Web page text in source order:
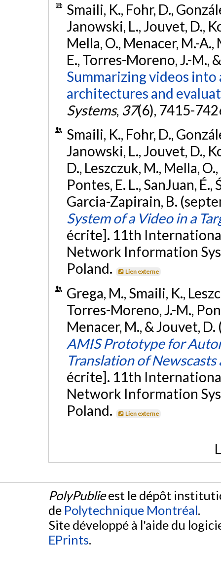
Smaili, K., Fohr, D.,
Janowski, L., Jouvet, D.,
Mella, O., Menacer, M.-A.,
E., Torres-Moreno, J.-M.,
Summarizing videos
architectures and
Systems, 37(6), 7415-
Smaili, K., Fohr, D.,
Janowski, L., Jouvet, D.,
D., Leszczuk, M., Mella,
Pontes, E. L., SanJuan,
Garcia-Zapirain, B.
System of a Video in a
écrite]. 11th
Network Information
Poland.
Lien externe
Grega, M., Smaili, K.,
Torres-Moreno, J.-M.,
Menacer, M., & Jouvet,
AMIS Prototype for
Translation of
écrite]. 11th
Network Information
Poland.
Lien externe
PolyPublieest le dépôt
de Polytechnique Montréal.
Site développé à l'aide du
EPrints.